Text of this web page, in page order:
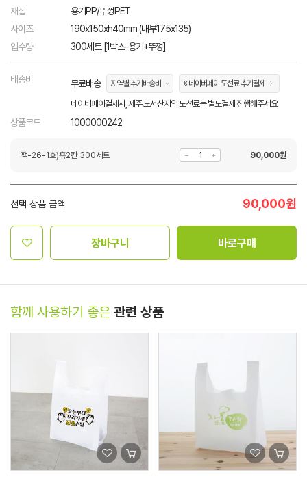
재질
용기PP/뚜껑PET
사이즈
190x150xh40mm (내부175x135)
입수량
300세트 [1박스-용기+뚜껑]
배송비 무료배송 지역별 추가배송비 ※ 네이버페이 도선료 추가결제
네이버페이결제시, 제주.도서산지역 도선료는 별도결제 진행해주세요
상품코드 1000000242
팩-26-1호)흑2칸 300세트 90,000원
선택 상품 금액 90,000원
장바구니 바로구매
함께 사용하기 좋은 관련 상품